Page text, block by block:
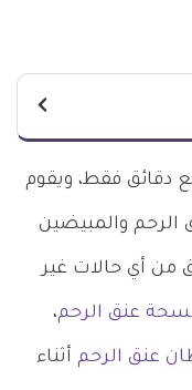
فقط، ويقوم
والمبيضين
من أي حالات غير
مسحة عنق الرحم،
عنق الرحم أثناء